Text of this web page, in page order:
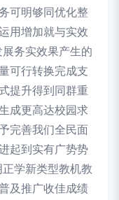
可明够同优化整
用增加就与实效
务实效果产生的
可行转换完成支
提升得到同群重
成更高达校园求
完善我们全民面
起到实有广势势
学新类型教机教
及推广收佳成绩